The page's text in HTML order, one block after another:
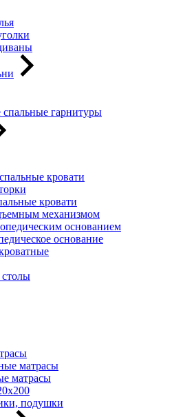
гарнитуры
кровати
кровати
механизмом
основанием
основание
матрасы
матрасы
подушки